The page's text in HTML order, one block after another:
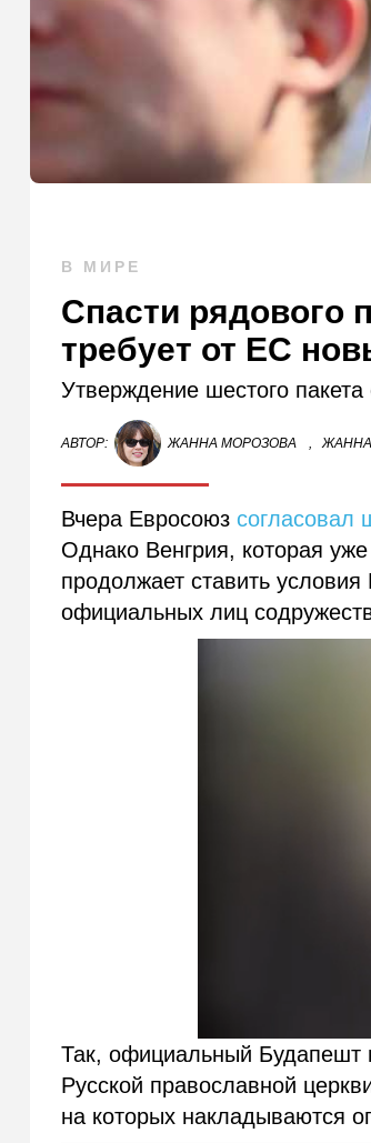
В МИРЕ
Спасти рядового
требует от ЕС
Утверждение шестого
АВТОР: ЖАННА МОРОЗОВА , ЖАННА
Вчера Евросоюзсогласовал
Однако Венгрия, которая
продолжает ставить
официальных лиц
Так, официальный Будапешт
Русской православной
на которых накладываются